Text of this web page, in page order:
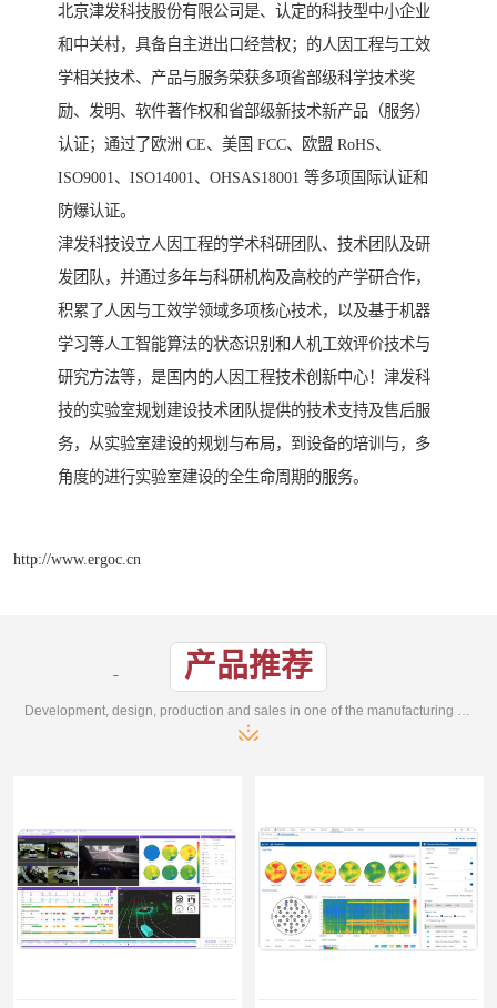
北京津发科技股份有限公司是、认定的科技型中小企业
和中关村，具备自主进出口经营权；的人因工程与工效
学相关技术、产品与服务荣获多项省部级科学技术奖
励、发明、软件著作权和省部级新技术新产品（服务）
认证；通过了欧洲 CE、美国 FCC、欧盟 RoHS、
ISO9001、ISO14001、OHSAS18001 等多项国际认证和
防爆认证。
津发科技设立人因工程的学术科研团队、技术团队及研
发团队，并通过多年与科研机构及高校的产学研合作，
积累了人因与工效学领域多项核心技术，以及基于机器
学习等人工智能算法的状态识别和人机工效评价技术与
研究方法等，是国内的人因工程技术创新中心！津发科
技的实验室规划建设技术团队提供的技术支持及售后服
务，从实验室建设的规划与布局，到设备的培训与，多
角度的进行实验室建设的全生命周期的服务。
http://www.ergoc.cn
产品推荐
Development, design, production and sales in one of the manufacturing enterprises